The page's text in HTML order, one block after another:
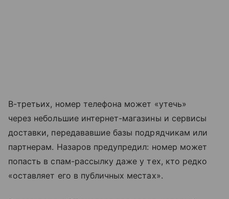
В-третьих, номер телефона может «утечь»
через небольшие интернет-магазины и сервисы
доставки, передававшие базы подрядчикам или
партнерам. Назаров предупредил: номер может
попасть в спам-рассылку даже у тех, кто редко
«оставляет его в публичных местах».